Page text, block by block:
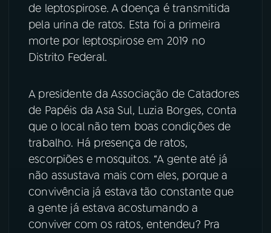
ACOMPANHE A RÁDIO NACIONAL
YouTube
TikTok
de leptospirose. A doença é transmitida
pela urina de ratos. Esta foi a primeira
morte por leptospirose em 2019 no
Distrito Federal.
A presidente da Associação de Catadores
de Papéis da Asa Sul, Luzia Borges, conta
que o local não tem boas condições de
trabalho. Há presença de ratos,
escorpiões e mosquitos. “A gente até já
não assustava mais com eles, porque a
convivência já estava tão constante que
a gente já estava acostumando a
conviver com os ratos, entendeu? Pra